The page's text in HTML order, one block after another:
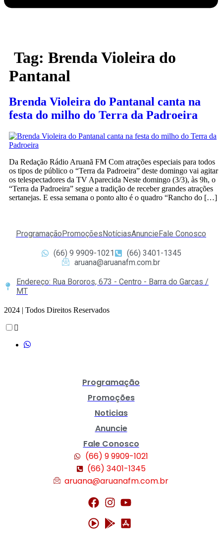
Tag: Brenda Violeira do
Pantanal
Brenda Violeira do Pantanal canta na
festa do milho do Terra da Padroeira
Da Redação Rádio Aruanã FM Com atrações especiais para todos
os tipos de público o “Terra da Padroeira” deste domingo vai agitar
os telespectadores da TV Aparecida Neste domingo (3/3), às 9h, o
“Terra da Padroeira” segue a tradição de receber grandes atrações
sertanejas. E essa semana o ponto alto é o quadro “Rancho do […]
Programação Promoções NotíciasAnuncie Fale Conosco
(66) 9 9909-1021
(66) 3401-1345
aruana@aruanafm.com.br
Endereço: Rua Bororos, 673 - Centro - Barra do Garças /
MT
2024 | Todos Direitos Reservados
Programação
Promoções
Noticias
Anuncie
Fale Conosco
(66) 9 9909-1021
(66) 3401-1345
aruana@aruanafm.com.br